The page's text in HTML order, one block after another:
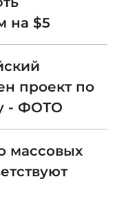
на $5
проект по
- ФОТО
массовых